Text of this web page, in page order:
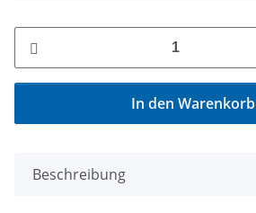
In den Warenkorb
Beschreibung